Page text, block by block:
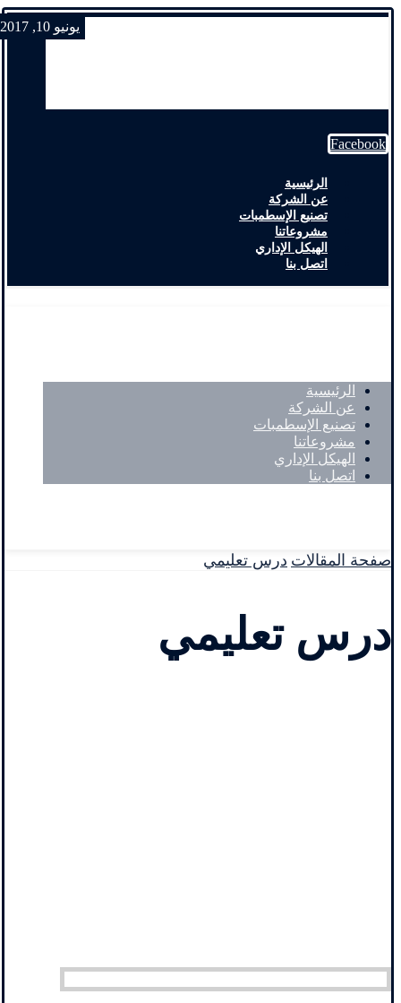
Facebook
الرئيسية
عن الشركة
تصنيع الإسطمبات
مشروعاتنا
الهيكل الإداري
اتصل بنا
الرئيسية
عن الشركة
تصنيع الإسطمبات
مشروعاتنا
الهيكل الإداري
اتصل بنا
صفحة المقالات درس تعليمي
درس تعليمي
يونيو 10, 2017